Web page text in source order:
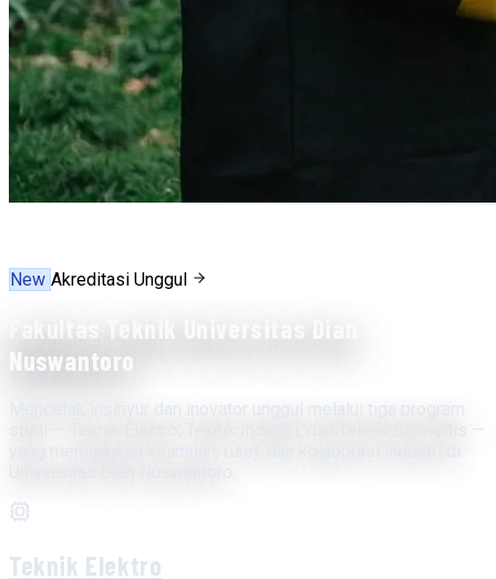
New Akreditasi Unggul
Fakultas Teknik Universitas Dian
Nuswantoro
Mencetak insinyur dan inovator unggul melalui tiga program
studi — Teknik Elektro, Teknik Industri, dan Teknik Biomedis —
Teknik Elektro